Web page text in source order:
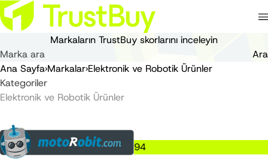
Markaların TrustBuy skorlarını inceleyin
Ara
Ana Sayfa›Markalar›Elektronik ve Robotik Ürünler
Kategoriler
Elektronik ve Robotik Ürünler
94